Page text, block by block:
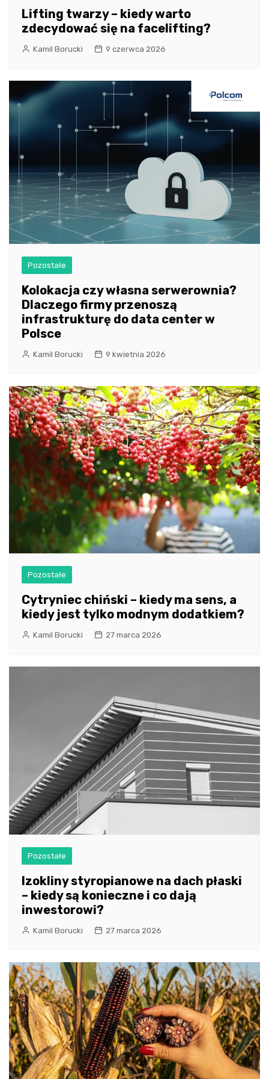
Lifting twarzy – kiedy warto
zdecydować się na facelifting?
Kamil Borucki 9 czerwca 2026
Pozostałe
Kolokacja czy własna serwerownia?
Dlaczego firmy przenoszą
infrastrukturę do data center w
Polsce
Kamil Borucki 9 kwietnia 2026
Pozostałe
Cytryniec chiński – kiedy ma sens, a
kiedy jest tylko modnym dodatkiem?
Kamil Borucki 27 marca 2026
Pozostałe
Izokliny styropianowe na dach płaski
– kiedy są konieczne i co dają
inwestorowi?
Kamil Borucki 27 marca 2026